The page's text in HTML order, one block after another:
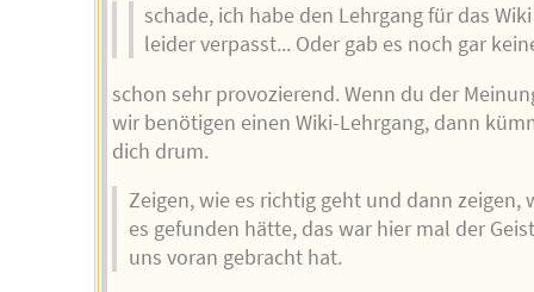
schade, ich habe den Lehrgang für das Wiki
leider verpasst... Oder gab es noch gar
schon sehr provozierend. Wenn du der
wir benötigen einen Wiki-Lehrgang, dann
dich drum.
Zeigen, wie es richtig geht und dann zeigen,
es gefunden hätte, das war hier mal der
uns voran gebracht hat.